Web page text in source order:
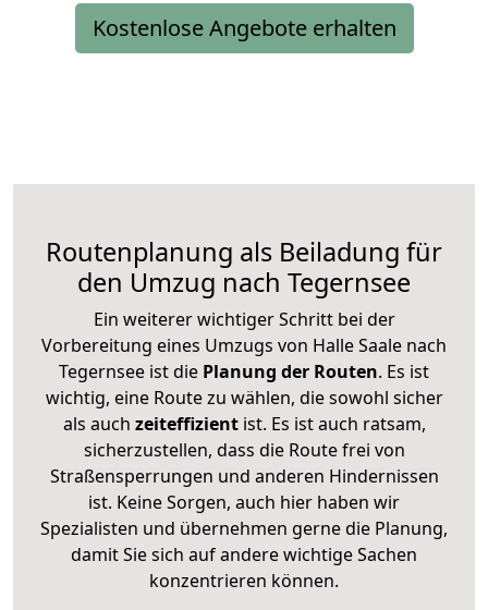
Kostenlose Angebote erhalten
Routenplanung als Beiladung für
den Umzug nach Tegernsee
Ein weiterer wichtiger Schritt bei der
Vorbereitung eines Umzugs von Halle Saale nach
Tegernsee ist die Planung der Routen. Es ist
wichtig, eine Route zu wählen, die sowohl sicher
als auch zeiteffizientist. Es ist auch ratsam,
sicherzustellen, dass die Route frei von
Straßensperrungen und anderen Hindernissen
ist. Keine Sorgen, auch hier haben wir
Spezialisten und übernehmen gerne die Planung,
damit Sie sich auf andere wichtige Sachen
konzentrieren können.